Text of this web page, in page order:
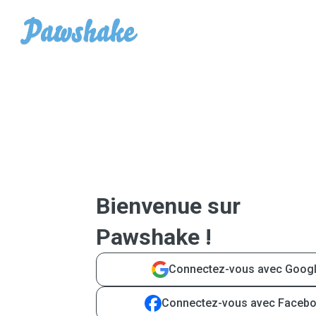
Bienvenue sur
Pawshake !
Connectez-vous avec
Connectez-vous avec